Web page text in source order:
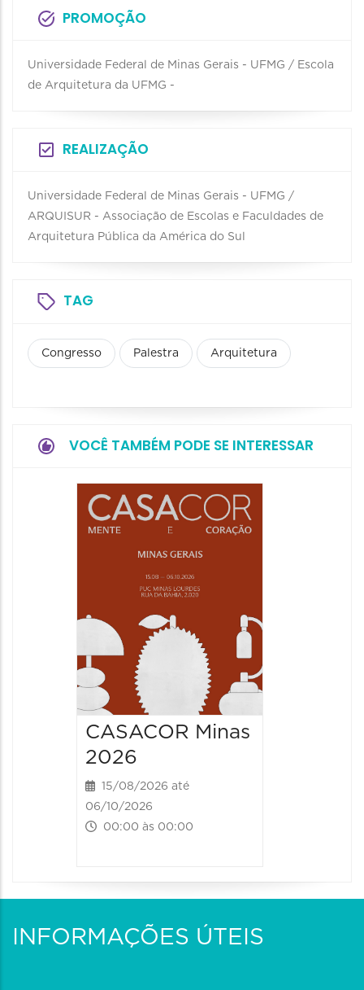
PROMOÇÃO
Universidade Federal de Minas Gerais - UFMG / Escola
de Arquitetura da UFMG -
REALIZAÇÃO
Universidade Federal de Minas Gerais - UFMG /
ARQUISUR - Associação de Escolas e Faculdades de
Arquitetura Pública da América do Sul
TAG
Congresso Palestra Arquitetura
VOCÊ TAMBÉM PODE SE INTERESSAR
CASACOR Minas
2026
15/08/2026 até
06/10/2026
00:00 às 00:00
INFORMAÇÕES ÚTEIS